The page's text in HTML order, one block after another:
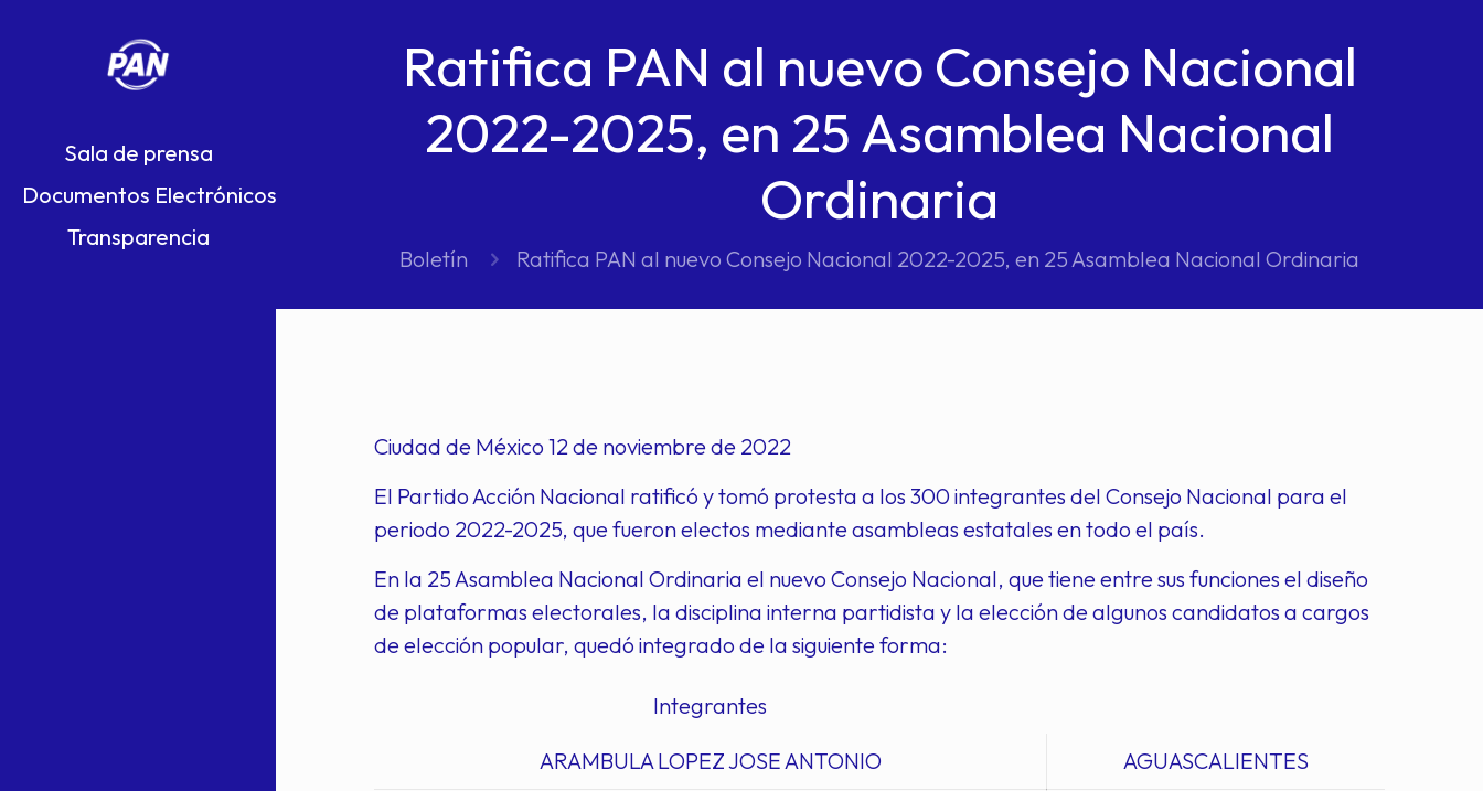
Sala de prensa
Documentos Electrónicos
Transparencia
Ratifica PAN al nuevo Consejo Nacional
2022-2025, en 25 Asamblea Nacional
Ordinaria
Boletín Ratifica PAN al nuevo Consejo Nacional 2022-2025, en 25 Asamblea Nacional Ordinaria
Ciudad de México 12 de noviembre de 2022
El Partido Acción Nacional ratificó y tomó protesta a los 300 integrantes del Consejo Nacional para el
periodo 2022-2025, que fueron electos mediante asambleas estatales en todo el país.
En la 25 Asamblea Nacional Ordinaria el nuevo Consejo Nacional, que tiene entre sus funciones el diseño
de plataformas electorales, la disciplina interna partidista y la elección de algunos candidatos a cargos
de elección popular, quedó integrado de la siguiente forma:
Integrantes
ARAMBULA LOPEZ JOSE ANTONIO
AGUASCALIENTES